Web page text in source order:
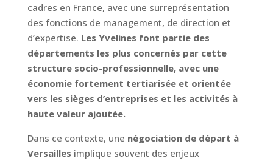
cadres en France, avec une surreprésentation
des fonctions de management, de direction et
d’expertise. Les Yvelines font partie des
départements les plus concernés par cette
structure socio-professionnelle, avec une
économie fortement tertiarisée et orientée
vers les sièges d’entreprises et les activités à
haute valeur ajoutée.
Dans ce contexte, une négociation de départ à
Versailles implique souvent des enjeux